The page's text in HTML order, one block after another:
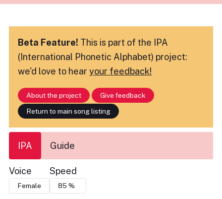
Beta Feature! This is part of the IPA
(International Phonetic Alphabet) project:
we'd love to hear your feedback!
About the project
Give feedback
Return to main song listing
IPA Guide
Voice Speed